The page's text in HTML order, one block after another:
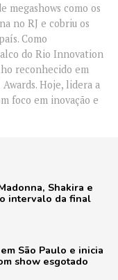
megashows como os
no RJ e cobriu os
Como
do Rio Innovation
reconhecido em
Hoje, lidera a
foco em inovação e
Shakira e
intervalo da final
São Paulo e inicia
show esgotado